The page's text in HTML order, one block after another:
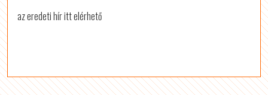
az eredeti hír itt elérhető